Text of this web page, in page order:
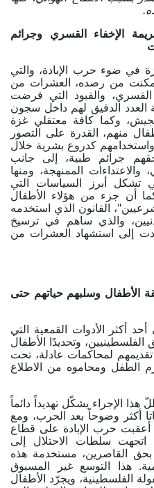
الإخفاء القسري وجرائم
في ضوء حرب الإبادة، والتي
من رصده، العشرات من
القسري، والقيود التي فرضت
العدد الدقيق لهم داخل سجون
وكما كافة معتقلي غزة
منهم، القدرة على التصور
واستخدامهم كدروع بشرية خلال
جرائم طبية، إلى جانب
والاعتداءات الممنهجة، ومنها
تشكل أبرز السياسات التي
أن جزء من هؤلاء الأطفال
القانون الذي استخدمه
والذي ساهم في ترسيخ
أدت إلى استشهاد العشرات من
الأطفال وسلبهم حياتهم حتى
أكثر الأدوات القمعية التي
الفلسطينيين، وتحديدًا الأطفال
لمحاكمات عادلة، تحت
الطفل ومحاموه من الاطلاع
الإجراء يشكّل تهديداً دائماً
أكثر وضوحاً بعد الحرب، ومع
أعقبت حرب الإبادة على قطاع
اتجهت سلطات الاحتلال إلى
بحق القاصرين، مستخدمة هذه
هذا التوسع غير المسبوق
الفلسطينية، ويجرّد الأطفال